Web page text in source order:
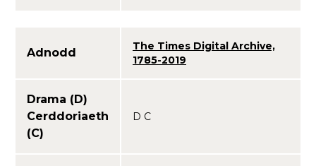
Adnodd
The Times Digital Archive,
1785-2019
Drama (D)
Cerddoriaeth
(C)
D C